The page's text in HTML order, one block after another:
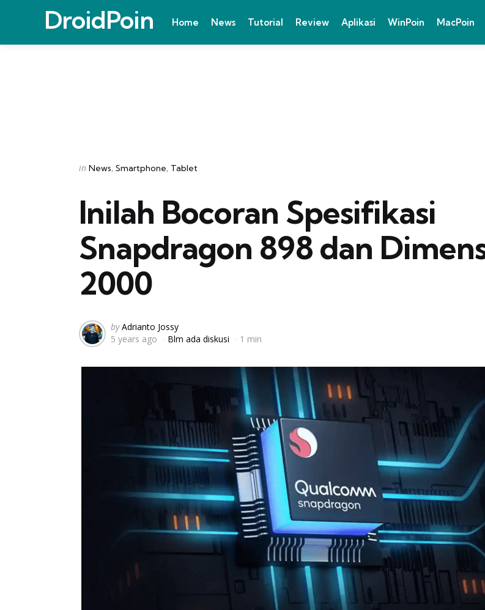
DroidPoin Home News Tutorial Review Aplikasi WinPoin MacPoin
Categories
Posted
in News Smartphone Tablet
Inilah Bocoran Spesifikasi
Snapdragon 898 dan
2000
Posted
by
by Adrianto Jossy
5 years ago
Blm ada diskusi 1 min